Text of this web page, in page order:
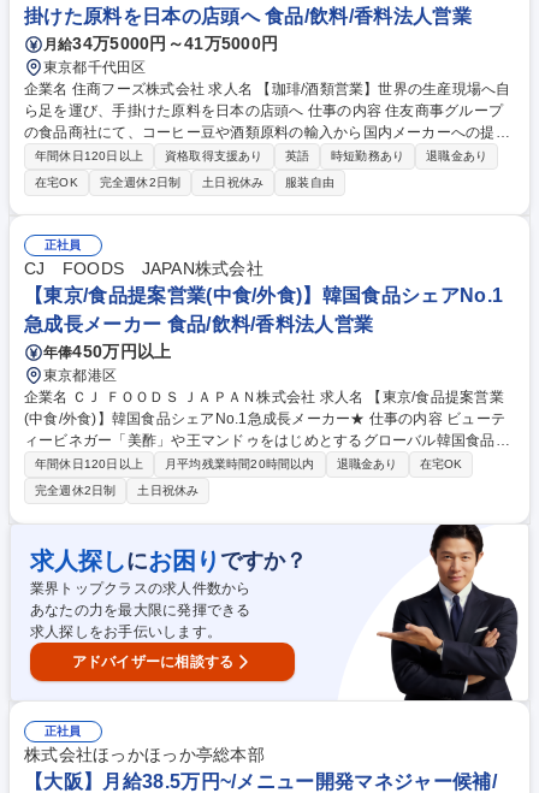
プロモーション企画の立案 募集職種 大阪市【営業】モノ売りではなくコ
ト売り営業/創業100年を超える老舗メーカー
掛けた原料を日本の店頭へ 食品/飲料/香料法人営業
月給34万5000円～41万5000円
東京都千代田区
企業名 住商フーズ株式会社 求人名 【珈琲/酒類営業】世界の生産現場へ自
ら足を運び、手掛けた原料を日本の店頭へ 仕事の内容 住友商事グループ
の食品商社にて、コーヒー豆や酒類原料の輸入から国内メーカーへの提
案・販売までの一気通貫ビジネスをお任せします。2～3ヶ月に1回程度、
生産国への海外出張（1～2週間）があります。 【商材】コーヒー豆・モ
ルトやホップ等の酒類原料【買い付け先】ブラジル、グアテマラ、チリ、
中国、インド等、世界各国（出張あり）【輸入後の提案先】国内メーカ
ー、量販店 【詳細】■産地や加工方法の知識を活かし最適な原料を選定■
生産者や海外サプライヤーとの関係構築・新規仕入れ先の開拓、現地（工
場）監査・視察■品質を保つための管理や現地との打ち合わせ■価格や船積
みスケジュールの交渉や調整、クレーム対応等 募集職種 【珈琲/酒類営
業】世界の生産現場へ自ら足を運び、手掛けた原料を日本の店頭へ
年間休日120日以上 資格取得支援あり 英語 時短勤務あり
退職金あり
在宅OK
完全週休2日制 土日祝休み 服装自由
正社員
CJ FOODS JAPAN株式会社
【東京/食品提案営業(中食/外食)】韓国食品シェアNo.1
急成長メーカー 食品/飲料/香料法人営業
年俸450万円以上
東京都港区
企業名 ＣＪ ＦＯＯＤＳ ＪＡＰＡＮ株式会社 求人名 【東京/食品提案営業
(中食/外食)】韓国食品シェアNo.1急成長メーカー★ 仕事の内容 ビューテ
ィービネガー「美酢」や王マンドゥをはじめとするグローバル韓国食品ブ
ランド「bibigo」等を展開する当社にて、中食経路顧客（量販店/コンビ
ニ/加工メーカー）への業務用商品の提案営業を担います。 【業務詳細】
▼中食経路顧客への業務用商品の営業▼食品メーカー/問屋/ユーザーとの
商談による案件発掘、各ユーザーへのプレゼンテーション▼開発職と連動
したメニュー立案や提案▼ターゲット顧客/韓国フードトレンドの市場調査
▼導入時の受給予測、SCM部と連動した受給調整▼ユーザーへの当社ブラ
ンド(bibigo、美酢、ダシダ)を活用したコラボ提案、 カテゴリー部と販促
立案【業務内容の変更範囲】当社の指定する業務 募集職種 【東京/食品提
案営業(中食/外食)】韓国食品シェアNo.1急成長メーカー★
年間休日120日以上 月平均残業時間20時間以内 退職金あり
在宅OK
完全週休2日制
土日祝休み
求人探しにお困り ですか？
業界トップクラスの求人件数から
あなたの力を最大限に発揮できる
求人探しをお手伝いします。
アドバイザーに相談する
正社員
株式会社ほっかほっか亭総本部
【大阪】月給38.5万円~/メニュー開発マネジャー候補/